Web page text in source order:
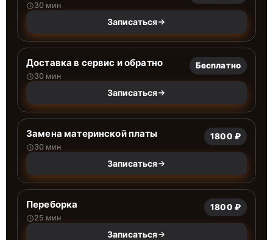
30 мин
Записаться
Доставка в сервис и обратно
30 мин
Бесплатно
Записаться
Замена материнской платы
30 мин
1800 ₽
Записаться
Переборка
25 мин
1800 ₽
Записаться